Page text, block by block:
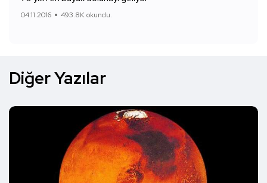
04.11.2016 493.8K okundu.
Diğer Yazılar